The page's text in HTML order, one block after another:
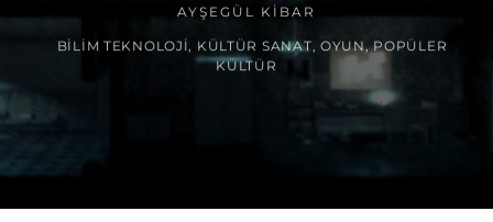
AYŞEGÜL KIBAR
BILIM TEKNOLOJI KÜLTÜR SANAT, OYUN,POPÜLER
KÜLTÜR